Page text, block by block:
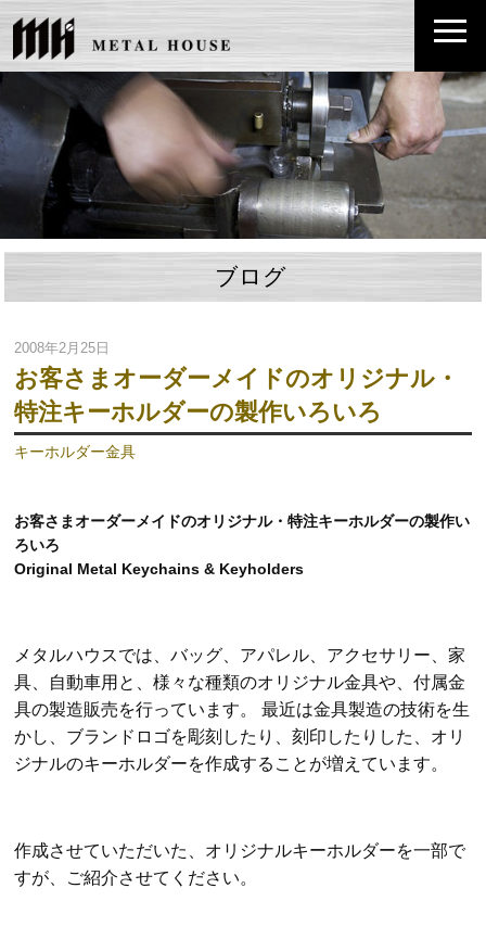
ブログ
2008年2月25日
お客さまオーダーメイドのオリジナル・
特注キーホルダーの製作いろいろ
キーホルダー金具
お客さまオーダーメイドのオリジナル・特注キーホルダーの製作い
ろいろ
Original Metal Keychains & Keyholders
メタルハウスでは、バッグ、アパレル、アクセサリー、家
具、自動車用と、様々な種類のオリジナル金具や、付属金
具の製造販売を行っています。 最近は金具製造の技術を生
かし、ブランドロゴを彫刻したり、刻印したりした、オリ
ジナルのキーホルダーを作成することが増えています。
作成させていただいた、オリジナルキーホルダーを一部で
すが、ご紹介させてください。